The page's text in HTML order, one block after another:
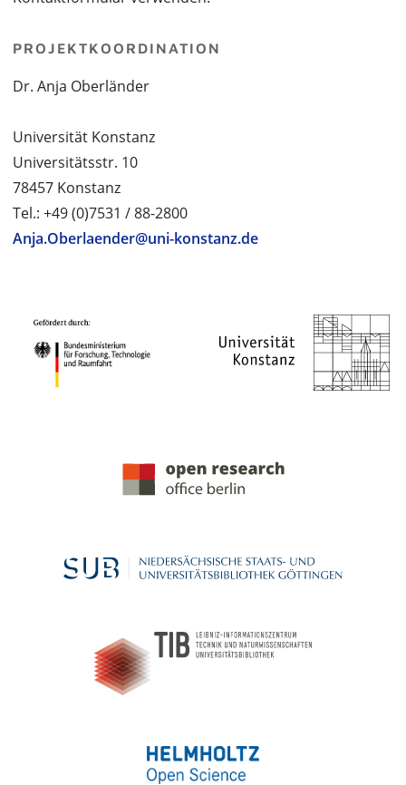
PROJEKTKOORDINATION
Dr. Anja Oberländer
Universität Konstanz
Universitätsstr. 10
78457 Konstanz
Tel.: +49 (0)7531 / 88-2800
Anja.Oberlaender@uni-konstanz.de